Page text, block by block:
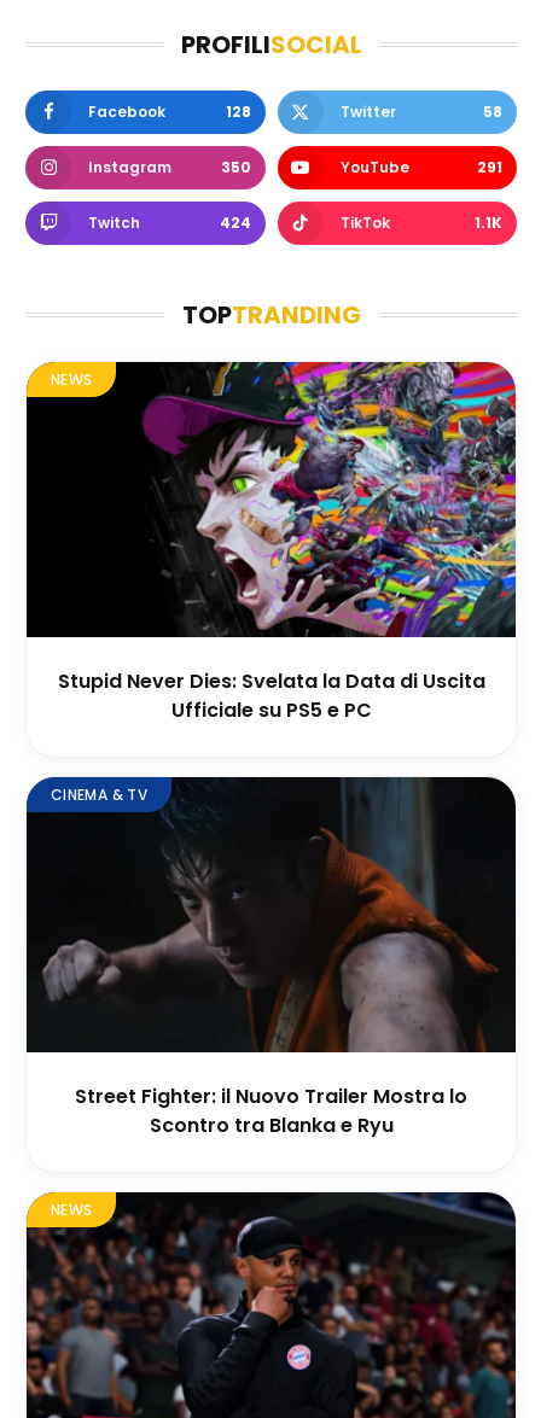
PROFILISOCIAL
Facebook 128 Twitter 58
Instagram 350 YouTube 291
Twitch 424 TikTok 1.1K
TOPTRANDING
NEWS
Stupid Never Dies: Svelata la Data di Uscita
Ufficiale su PS5 e PC
CINEMA & TV
Street Fighter: il Nuovo Trailer Mostra lo
Scontro tra Blanka e Ryu
NEWS